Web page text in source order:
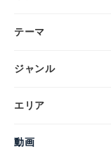
テーマ
ジャンル
エリア
動画